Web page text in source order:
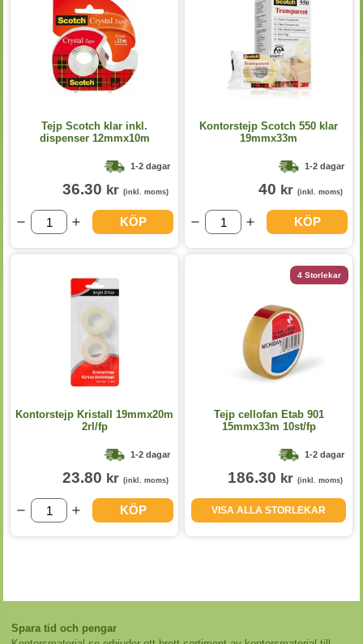
Tejp Scotch klar inkl.
dispenser 12mmx10m
1-2 dagar
36.30 kr (inkl. moms)
KÖP
Kontorstejp Scotch 550 klar
19mmx33m
1-2 dagar
40 kr (inkl. moms)
KÖP
Kontorstejp Kristall 19mmx20m
2rl/fp
1-2 dagar
23.80 kr (inkl. moms)
KÖP
4 Storlekar
Tejp cellofan Etab 901
15mmx33m 10st/fp
1-2 dagar
186.30 kr (inkl. moms)
VISA ALLA STORLEKAR
Spara tid och pengar